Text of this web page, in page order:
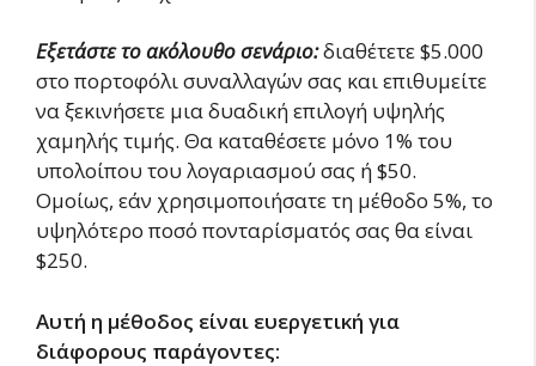
Εξετάστε το ακόλουθο σενάριο:διαθέτετε $5.000
στο πορτοφόλι συναλλαγών σας και επιθυμείτε
να ξεκινήσετε μια δυαδική επιλογή υψηλής
χαμηλής τιμής. Θα καταθέσετε μόνο 1% του
υπολοίπου του λογαριασμού σας ή $50.
Ομοίως, εάν χρησιμοποιήσατε τη μέθοδο 5%, το
υψηλότερο ποσό πονταρίσματός σας θα είναι
$250.
Αυτή η μέθοδος είναι ευεργετική για
διάφορους παράγοντες: